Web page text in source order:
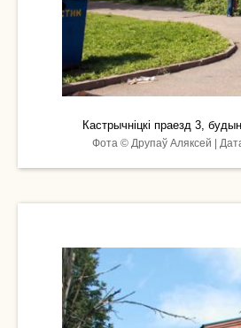
Кастрычніцкі праезд 3,
Фота © Друпаў Аляксей |